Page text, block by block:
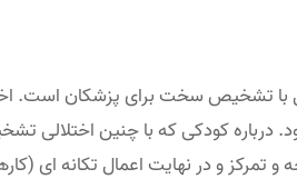
با تشخیص سخت برای پزشکان است.
و تمرکز و در نهایت اعمال تکانه ای